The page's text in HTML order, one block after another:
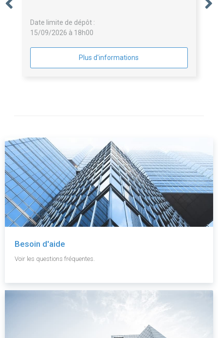
Date limite de dépôt :
15/09/2026 à 18h00
Plus d'informations
Besoin d'aide
Voir les questions fréquentes.